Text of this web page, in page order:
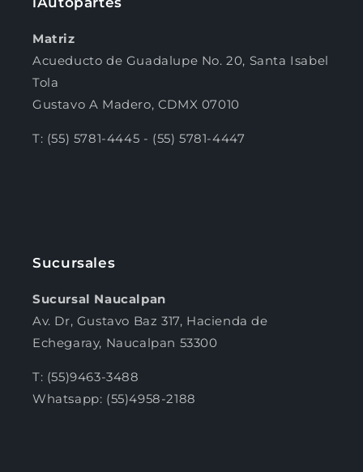
Matriz
Acueducto de Guadalupe No. 20, Santa Isabel
Tola
Gustavo A Madero, CDMX 07010
T: (55) 5781-4445 - (55) 5781-4447
Sucursales
Sucursal Naucalpan
Av. Dr, Gustavo Baz 317, Hacienda de
Echegaray, Naucalpan 53300
T: (55)9463-3488
Whatsapp: (55)4958-2188